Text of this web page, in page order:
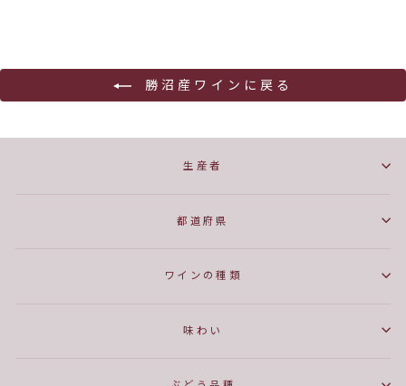
勝沼産ワインに戻る
生産者
都道府県
ワインの種類
味わい